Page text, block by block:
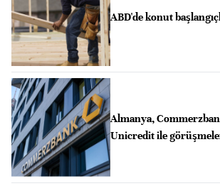
ABD'de konut
Almanya,
Unicredit ile